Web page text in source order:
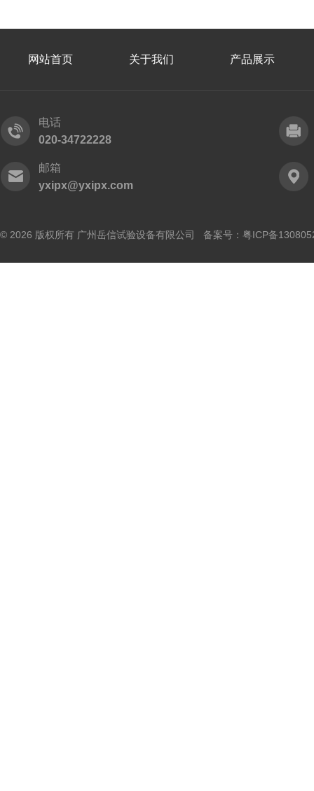
网站首页 关于我们 产品展示
电话
020-34722228
邮箱
yxipx@yxipx.com
© 2026 版权所有 广州岳信试验设备有限公司 备案号： 粤ICP备